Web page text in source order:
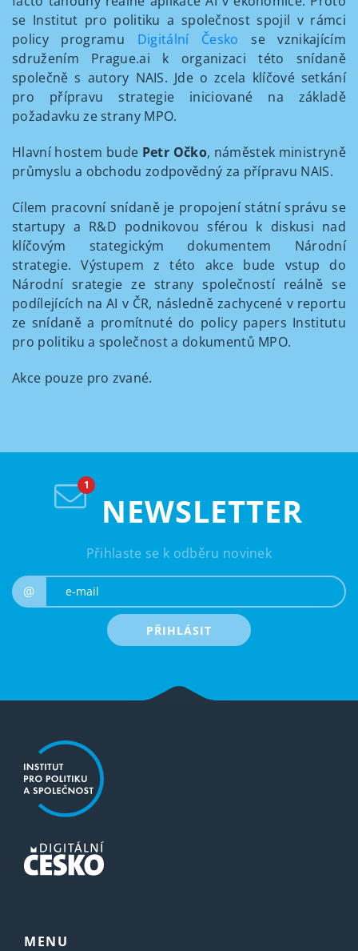
se Institut pro politiku a společnost spojil v rámci
policy programu Digitální Česko se vznikajícím
sdružením Prague.ai k organizaci této snídaně
společně s autory NAIS. Jde o zcela klíčové setkání
pro přípravu strategie iniciované na základě
požadavku ze strany MPO.
Hlavní hostem bude Petr Očko, náměstek ministryně
průmyslu a obchodu zodpovědný za přípravu NAIS.
Cílem pracovní snídaně je propojení státní správu se
startupy a R&D podnikovou sférou k diskusi nad
klíčovým stategickým dokumentem Národní
strategie. Výstupem z této akce bude vstup do
Národní srategie ze strany společností reálně se
podílejících na AI v ČR, následně zachycené v reportu
ze snídaně a promítnuté do policy papers Institutu
pro politiku a společnost a dokumentů MPO.
Akce pouze pro zvané.
NEWSLETTER
Přihlaste se k odběru novinek
@
PŘIHLÁSIT
MENU